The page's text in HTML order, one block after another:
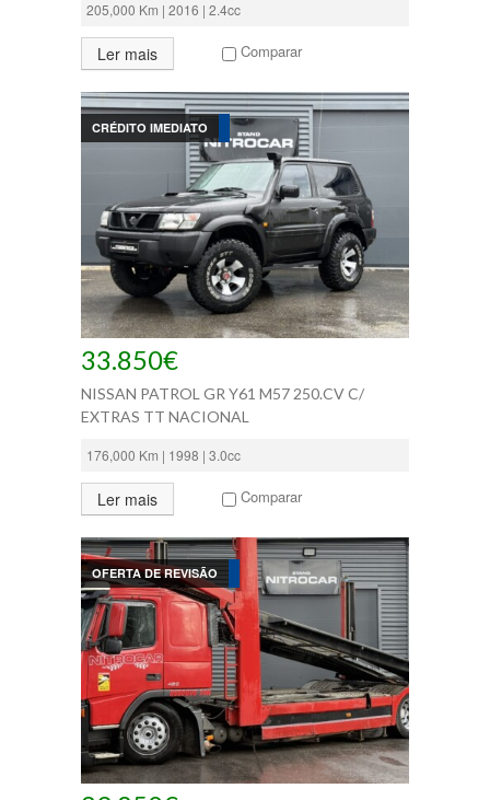
205,000 Km | 2016 | 2.4cc
Ler mais Comparar
CRÉDITO IMEDIATO
33.850€
NISSAN PATROL GR Y61 M57 250.CV C/
EXTRAS TT NACIONAL
176,000 Km | 1998 | 3.0cc
Ler mais Comparar
OFERTA DE REVISÃO